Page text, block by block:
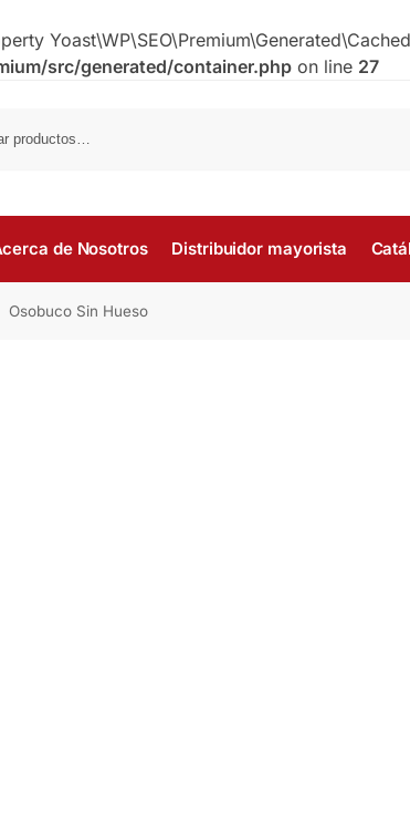
src/generated/container.php on line 27
de Nosotros Distribuidor mayorista
Osobuco Sin Hueso